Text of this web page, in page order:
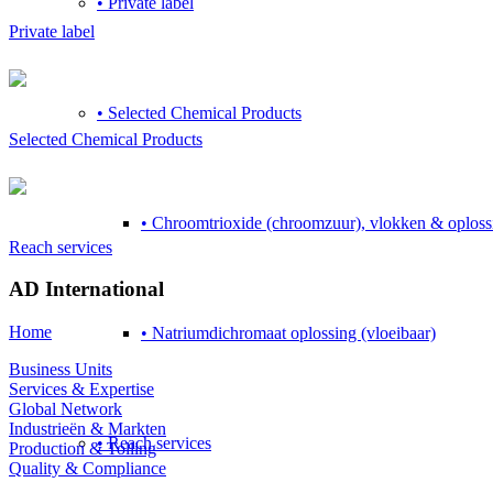
• Selected Chemical Products
• Chroomtrioxide (chroomzuur), vlokken &
• Natriumdichromaat oplossing (vloeibaar)
• Reach services
Private label
Selected Chemical Products
Reach services
AD International
Home
Business Units
Services & Expertise
Global Network
Industrieën & Markten
Production & Tolling
Quality & Compliance